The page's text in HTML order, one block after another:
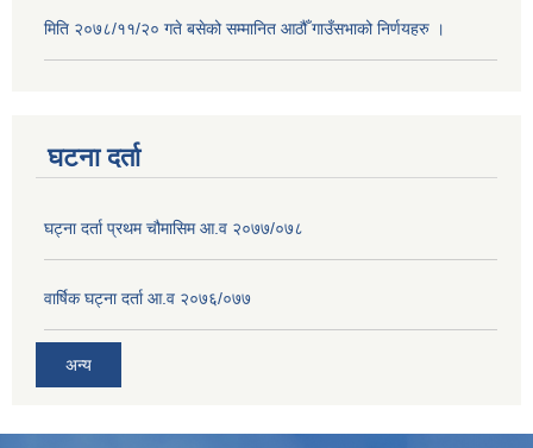
मिति २०७८/११/२० गते बसेको सम्मानित आठौँ गाउँसभाको निर्णयहरु ।
घटना दर्ता
घट्ना दर्ता प्रथम चौमासिम आ.व २०७७/०७८
वार्षिक घट्ना दर्ता आ.व २०७६/०७७
अन्य